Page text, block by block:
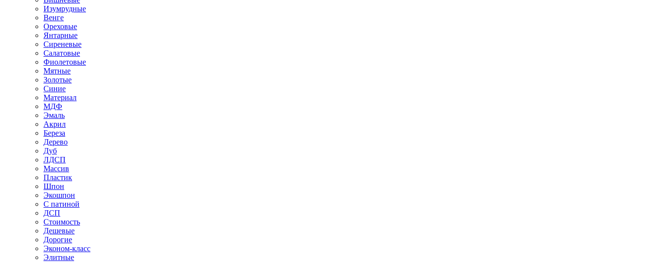
Изумрудные
Венге
Ореховые
Янтарные
Сиреневые
Салатовые
Фиолетовые
Мятные
Золотые
Синие
Материал
МДФ
Эмаль
Акрил
Береза
Дерево
Дуб
ЛДСП
Массив
Пластик
Шпон
Экошпон
С патиной
ДСП
Стоимость
Дешевые
Дорогие
Эконом-класс
Элитные